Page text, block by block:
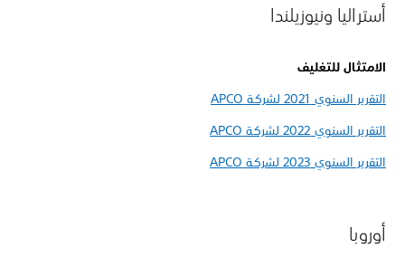
أستراليا ونيوزيلندا
الامتثال للتغليف
التقرير السنوي 2021 لشركة APCO
التقرير السنوي 2022 لشركة APCO
التقرير السنوي 2023 لشركة APCO
أوروبا